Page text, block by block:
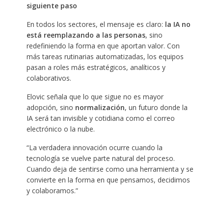
siguiente paso
En todos los sectores, el mensaje es claro: la IA no
está reemplazando a las personas, sino
redefiniendo la forma en que aportan valor. Con
más tareas rutinarias automatizadas, los equipos
pasan a roles más estratégicos, analíticos y
colaborativos.
Elovic señala que lo que sigue no es mayor
adopción, sino normalización, un futuro donde la
IA será tan invisible y cotidiana como el correo
electrónico o la nube.
“La verdadera innovación ocurre cuando la
tecnología se vuelve parte natural del proceso.
Cuando deja de sentirse como una herramienta y se
convierte en la forma en que pensamos, decidimos
y colaboramos.”